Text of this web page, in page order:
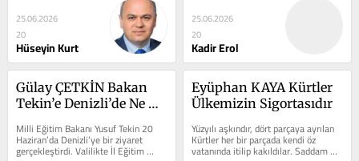
25.06.2026
20
Hüseyin Kurt
25.06.2026
20
Kadir Erol
Gülay ÇETKİN Bakan
Tekin’e Denizli’de Ne
Milli Eğitim Bakanı Yusuf Tekin 20
Haziran’da Denizli’ye bir ziyaret
gerçekleştirdi. Valilikte İl Eğitim
Eyüphan KAYA Kürtler
Ülkemizin Sigortasıdır
Yüzyılı aşkındır, dört parçaya ayrılan
Kürtler her bir parçada kendi öz
vatanında itilip kakıldılar. Saddam